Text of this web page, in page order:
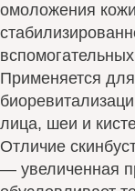
омоложения
Применяется
лица, шеи и
Отличие
— увеличенная